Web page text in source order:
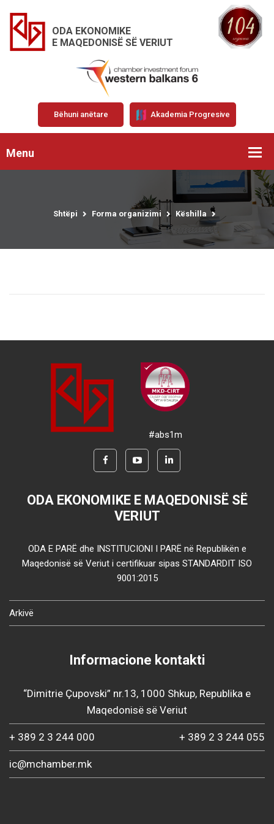
ODA EKONOMIKE
E MAQEDONISË SË VERIUT
Bëhuni anëtare Akademia Progresive
Menu
Shtëpi Forma organizimi Këshilla
#abs1m
ODA EKONOMIKE E MAQEDONISË SË
VERIUT
ODA E PARË dhe INSTITUCIONI I PARË në Republikën e
Maqedonisë së Veriut i certifikuar sipas STANDARDIT ISO
9001:2015
Arkivë
Informacione kontakti
“Dimitrie Çupovski” nr.13, 1000 Shkup, Republika e
Maqedonisë së Veriut
+ 389 2 3 244 000 + 389 2 3 244 055
ic@mchamber.mk